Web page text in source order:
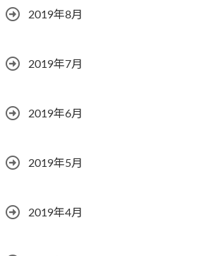
2019年8月
2019年7月
2019年6月
2019年5月
2019年4月